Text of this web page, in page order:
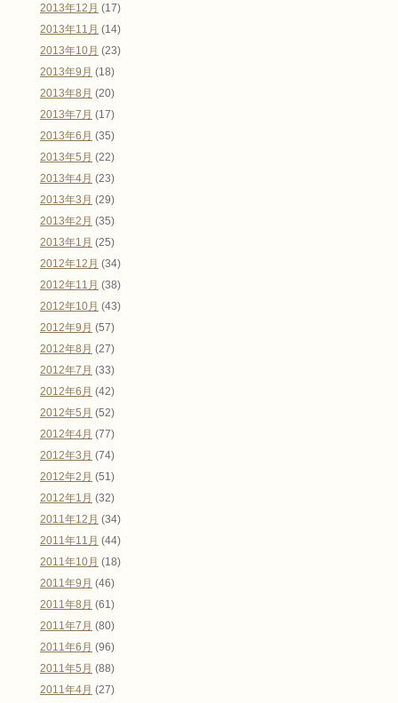
2013年12月 (17)
2013年11月 (14)
2013年10月 (23)
2013年9月 (18)
2013年8月 (20)
2013年7月 (17)
2013年6月 (35)
2013年5月 (22)
2013年4月 (23)
2013年3月 (29)
2013年2月 (35)
2013年1月 (25)
2012年12月 (34)
2012年11月 (38)
2012年10月 (43)
2012年9月 (57)
2012年8月 (27)
2012年7月 (33)
2012年6月 (42)
2012年5月 (52)
2012年4月 (77)
2012年3月 (74)
2012年2月 (51)
2012年1月 (32)
2011年12月 (34)
2011年11月 (44)
2011年10月 (18)
2011年9月 (46)
2011年8月 (61)
2011年7月 (80)
2011年6月 (96)
2011年5月 (88)
2011年4月 (27)